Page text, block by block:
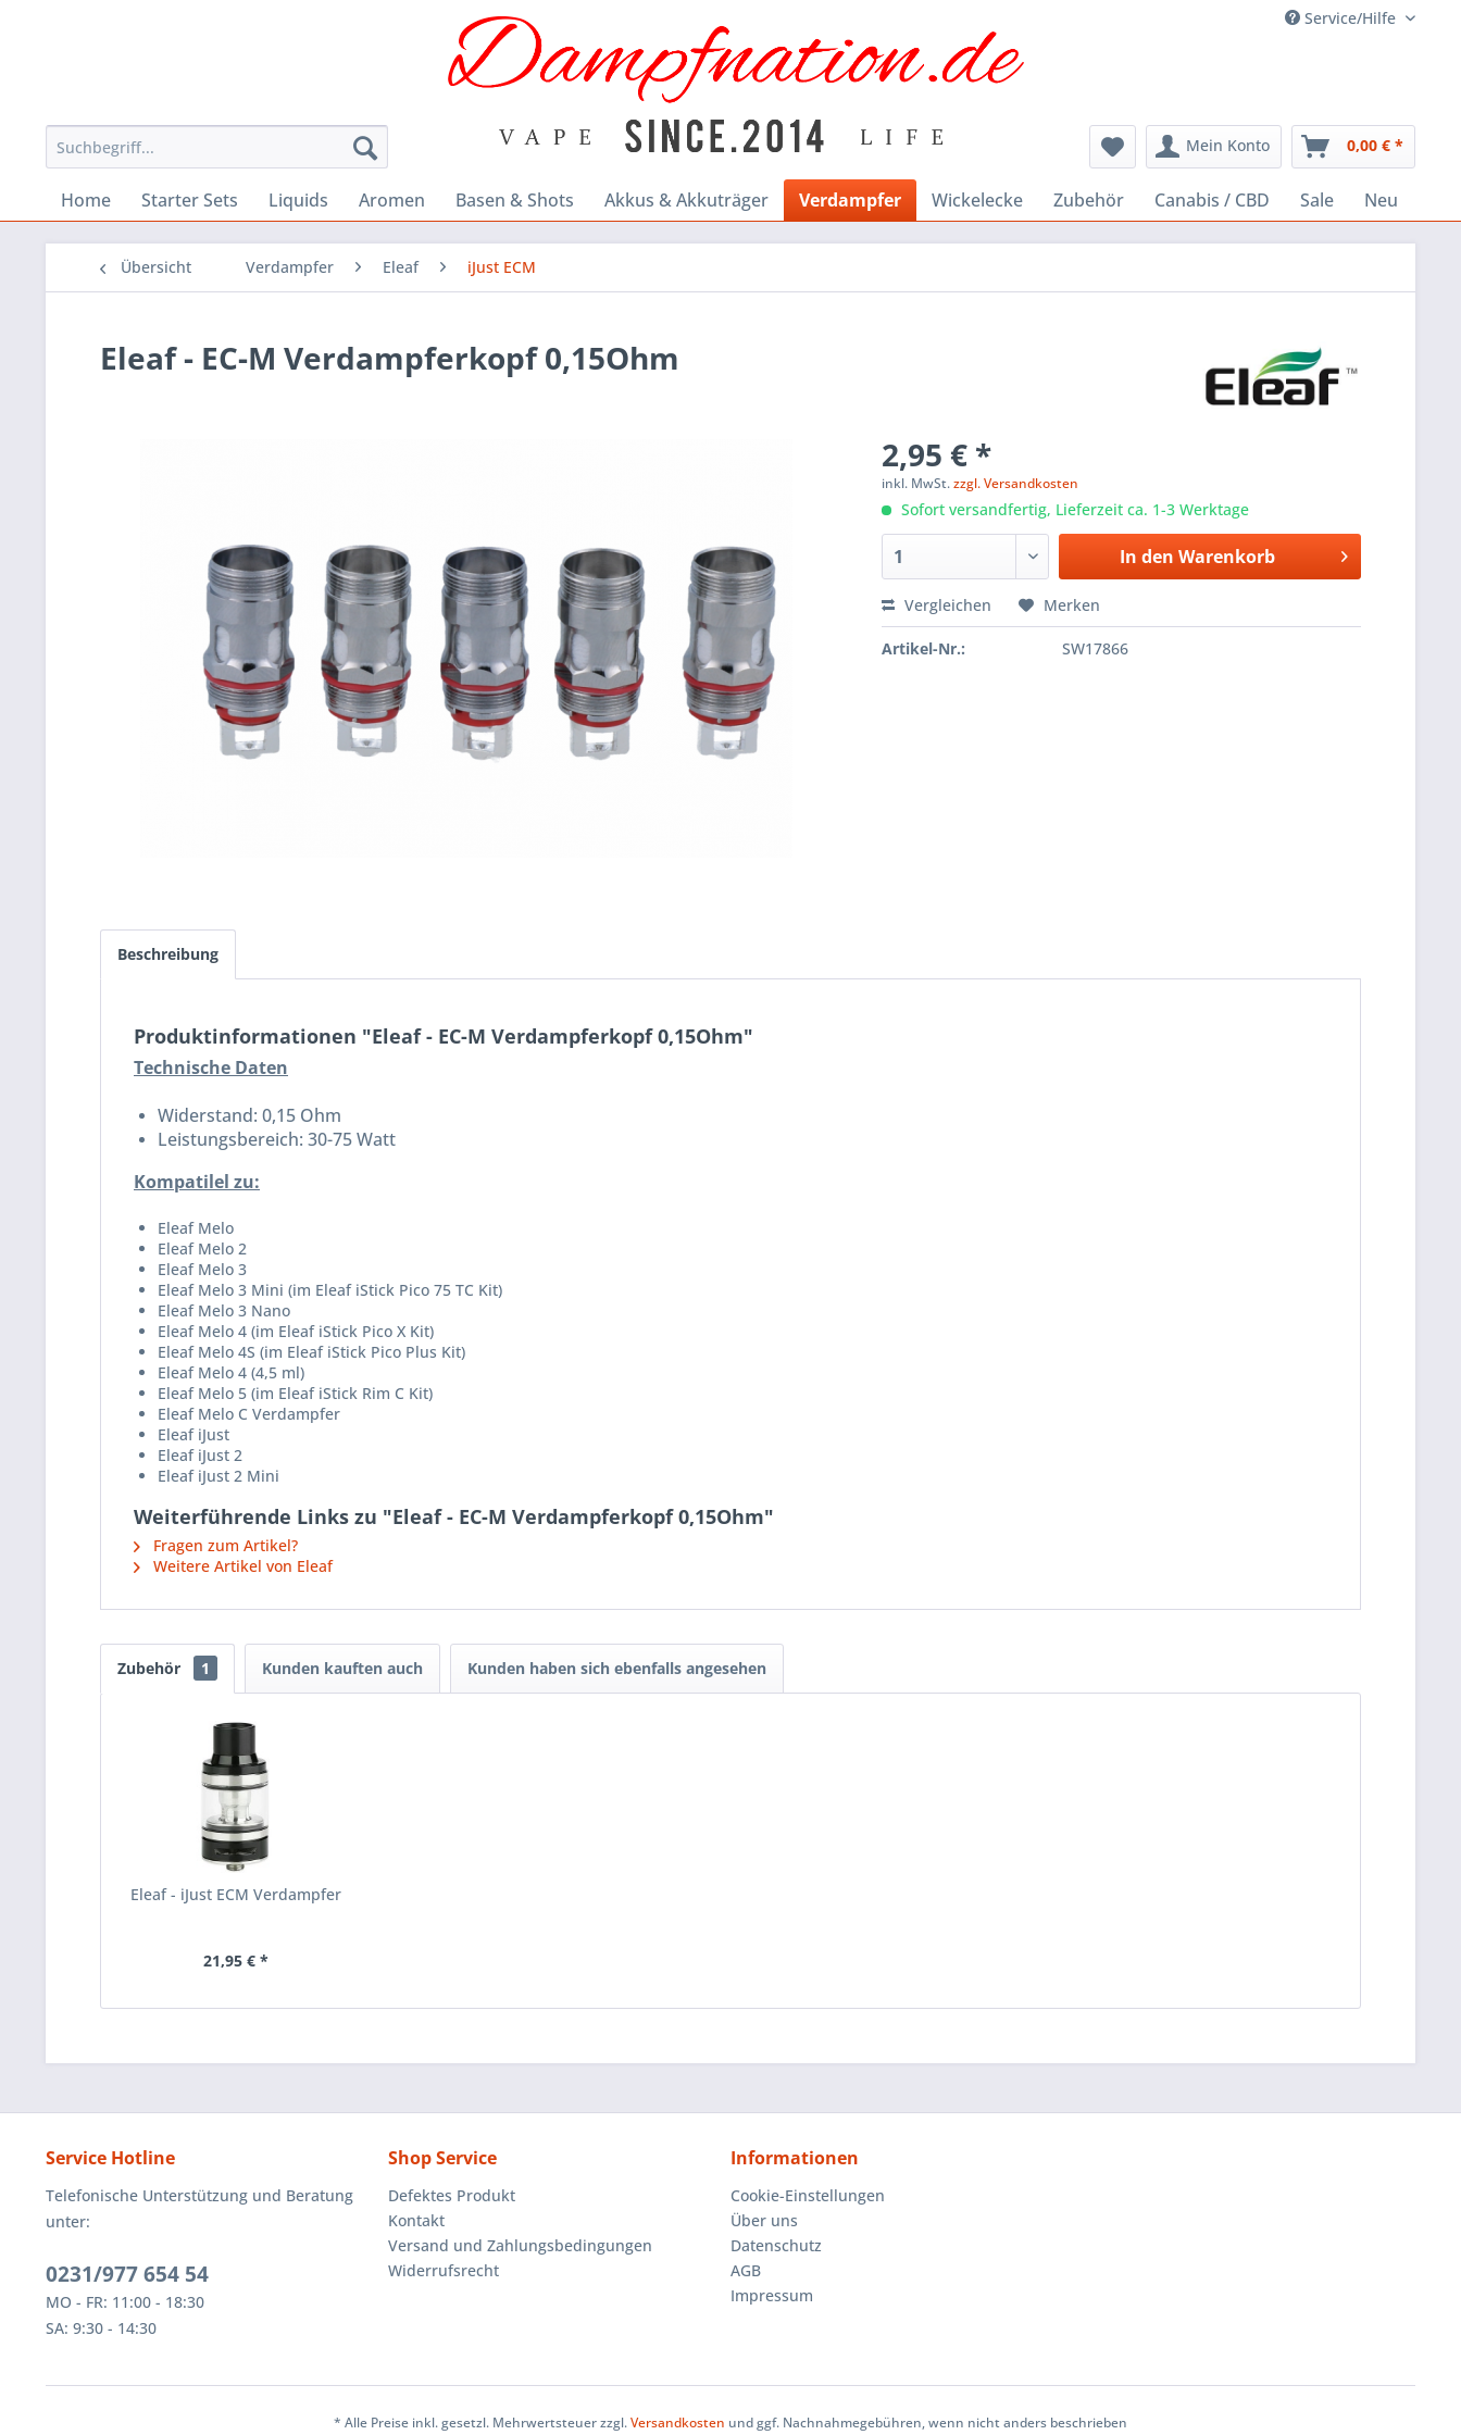
Service/Hilfe
Mein Konto 0,00 € *
Home Starter Sets Liquids Aromen Basen & Shots Akkus & Akkuträger Verdampfer Wickelecke Zubehör Canabis / CBD Sale Neu
Übersicht Verdampfer Eleaf iJust ECM
Eleaf - EC-M Verdampferkopf 0,15Ohm
2,95 € *
inkl. MwSt.zzgl. Versandkosten
Sofort versandfertig, Lieferzeit ca. 1-3 Werktage
In den Warenkorb
Vergleichen Merken
Artikel-Nr.: SW17866
Beschreibung
Produktinformationen "Eleaf - EC-M Verdampferkopf 0,15Ohm"
Technische Daten
Widerstand: 0,15 Ohm
Leistungsbereich: 30-75 Watt
Kompatilel zu:
Eleaf Melo
Eleaf Melo 2
Eleaf Melo 3
Eleaf Melo 3 Mini (im Eleaf iStick Pico 75 TC Kit)
Eleaf Melo 3 Nano
Eleaf Melo 4 (im Eleaf iStick Pico X Kit)
Eleaf Melo 4S (im Eleaf iStick Pico Plus Kit)
Eleaf Melo 4 (4,5 ml)
Eleaf Melo 5 (im Eleaf iStick Rim C Kit)
Eleaf Melo C Verdampfer
Eleaf iJust
Eleaf iJust 2
Eleaf iJust 2 Mini
Weiterführende Links zu "Eleaf - EC-M Verdampferkopf 0,15Ohm"
Fragen zum Artikel?
Weitere Artikel von Eleaf
Zubehör 1 Kunden kauften auch Kunden haben sich ebenfalls angesehen
Eleaf - iJust ECM Verdampfer
21,95 € *
Service Hotline
Telefonische Unterstützung und Beratung
unter:
0231/977 654 54
MO - FR: 11:00 - 18:30
SA: 9:30 - 14:30
Shop Service
Defektes Produkt
Kontakt
Versand und Zahlungsbedingungen
Widerrufsrecht
Informationen
Cookie-Einstellungen
Über uns
Datenschutz
AGB
Impressum
* Alle Preise inkl. gesetzl. Mehrwertsteuer zzgl.Versandkosten und ggf. Nachnahmegebühren, wenn nicht anders beschrieben